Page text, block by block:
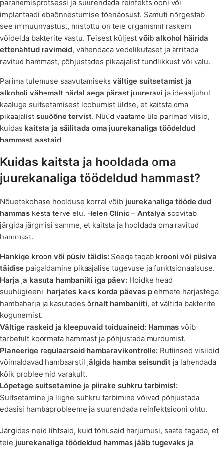
paranemisprotsessi ja suurendada reinfektsiooni või
implantaadi ebaõnnestumise tõenäosust. Samuti nõrgestab
see immuunvastust, mistõttu on teie organismil raskem
võidelda bakterite vastu. Teisest küljest võib alkohol häirida
ettenähtud ravimeid, vähendada vedelikutaset ja ärritada
ravitud hammast, põhjustades pikaajalist tundlikkust või valu.
Parima tulemuse saavutamiseks vältige suitsetamist ja
alkoholi vähemalt nädal aega pärast juureravi ja ideaaljuhul
kaaluge suitsetamisest loobumist üldse, et kaitsta oma
pikaajalist suuõõne tervist. Nüüd vaatame üle parimad viisid,
kuidas kaitsta ja säilitada oma juurekanaliga töödeldud
hammast aastaid.
Kuidas kaitsta ja hooldada oma
juurekanaliga töödeldud hammast?
Nõuetekohase hoolduse korral võib juurekanaliga töödeldud
hammas kesta terve elu. Helen Clinic – Antalya soovitab
järgida järgmisi samme, et kaitsta ja hooldada oma ravitud
hammast:
Hankige kroon või püsiv täidis: Seega tagab krooni või püsiva
täidise paigaldamine pikaajalise tugevuse ja funktsionaalsuse.
Harja ja kasuta hambaniiti iga päev: Hoidke head
suuhügieeni, harjates kaks korda päevas p ehmete harjastega
hambaharja ja kasutades õrnalt hambaniiti, et vältida bakterite
kogunemist.
Vältige raskeid ja kleepuvaid toiduaineid: Hammas võib
tarbetult koormata hammast ja põhjustada murdumist.
Planeerige regulaarseid hambaravikontrolle: Rutiinsed visiidid
võimaldavad hambaarstil jälgida hamba seisundit ja lahendada
kõik probleemid varakult.
Lõpetage suitsetamine ja piirake suhkru tarbimist:
Suitsetamine ja liigne suhkru tarbimine võivad põhjustada
edasisi hambaprobleeme ja suurendada reinfektsiooni ohtu.
Järgides neid lihtsaid, kuid tõhusaid harjumusi, saate tagada, et
teie juurekanaliga töödeldud hammas jääb tugevaks ja